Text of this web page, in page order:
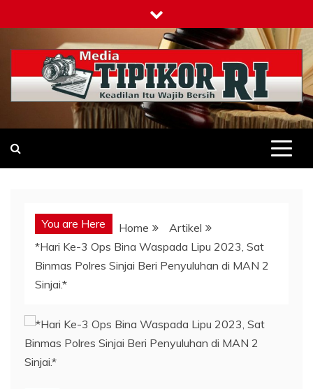
to
content
Tipikor-ri-online.my.id
Keadilan Itu Wajib Bersih
You are Here Home
Artikel
*Hari Ke-3 Ops Bina Waspada Lipu 2023, Sat
Binmas Polres Sinjai Beri Penyuluhan di MAN 2
Sinjai.*